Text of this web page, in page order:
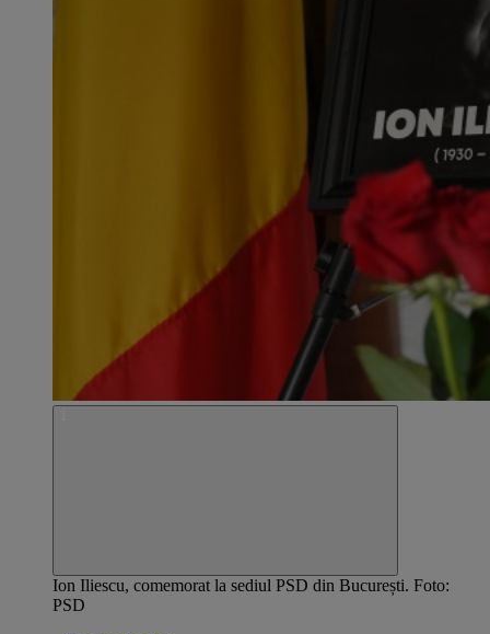
Ion Iliescu, comemorat la sediul PSD din București. Foto:
PSD